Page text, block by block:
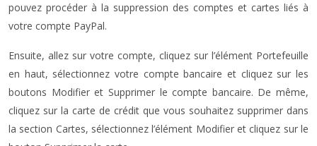
pouvez procéder à la suppression des comptes et cartes liés à
votre compte PayPal.
Ensuite, allez sur votre compte, cliquez sur l’élément Portefeuille
en haut, sélectionnez votre compte bancaire et cliquez sur les
boutons Modifier et Supprimer le compte bancaire. De même,
cliquez sur la carte de crédit que vous souhaitez supprimer dans
la section Cartes, sélectionnez l’élément Modifier et cliquez sur le